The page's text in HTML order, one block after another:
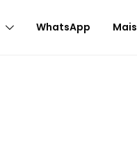
WhatsApp Mais